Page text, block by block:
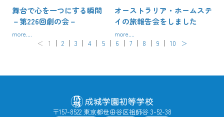
舞台で心を一つにする瞬間
－第226回劇の会－
more....
オーストラリア・ホームステ
イの旅報告会をしました
more....
＜ 1 2 3 4 5 6 7 8 9 10 ＞
〒157-8522 東京都世田谷区祖師谷 3-52-38